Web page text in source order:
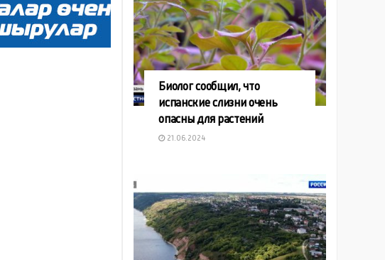
Биолог сообщил, что
испанские слизни очень
опасны для растений
21.06.2024